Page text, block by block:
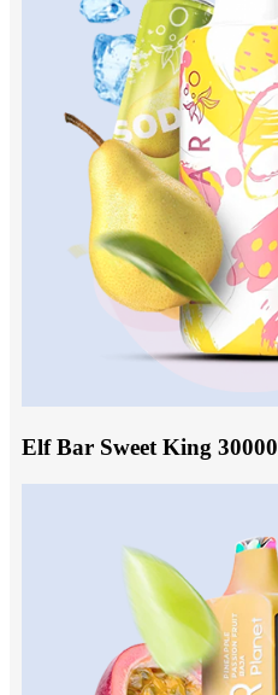
Elf Bar Sweet King 30000